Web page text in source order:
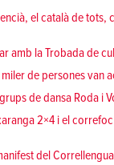
el català de tots,
amb la Trobada de
de persones van
de dansa Roda i
2×4 i el
del